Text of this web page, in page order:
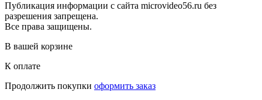
Публикация информации с сайта microvideo56.ru без
разрешения запрещена.
Все права защищены.
В вашей корзине
К оплате
Продолжить покупки оформить заказ